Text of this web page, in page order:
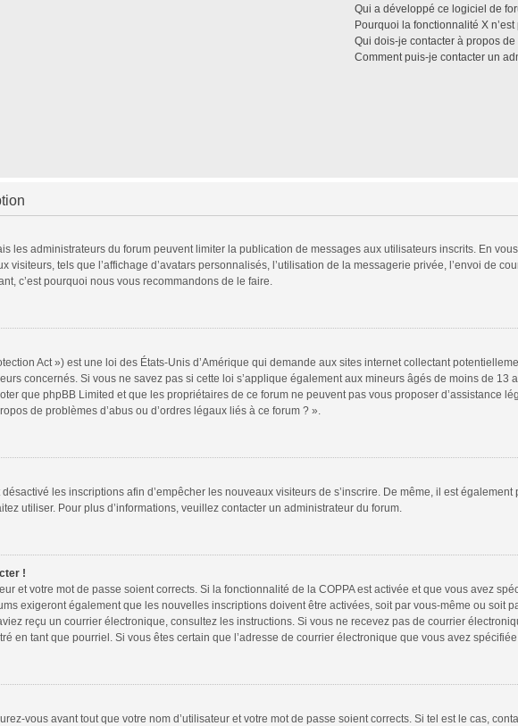
Qui a développé ce logiciel de
Pourquoi la fonctionnalité X
Qui dois-je contacter à propos
Comment puis-je contacter un
les administrateurs du forum peuvent limiter la publication de messages aux utilisateurs inscrits. En
tels que l’affichage d’avatars personnalisés, l’utilisation de la messagerie privée, l’envoi de
c’est pourquoi nous vous recommandons de le faire.
Act ») est une loi des États-Unis d’Amérique qui demande aux sites internet collectant
concernés. Si vous ne savez pas si cette loi s’applique également aux mineurs âgés de moins de
que phpBB Limited et que les propriétaires de ce forum ne peuvent pas vous proposer d’assistance
de problèmes d’abus ou d’ordres légaux liés à ce forum ? ».
les inscriptions afin d’empêcher les nouveaux visiteurs de s’inscrire. De même, il est
utiliser. Pour plus d’informations, veuillez contacter un administrateur du forum.
!
et votre mot de passe soient corrects. Si la fonctionnalité de la COPPA est activée et que vous avez
exigeront également que les nouvelles inscriptions doivent être activées, soit par vous-même ou soit
reçu un courrier électronique, consultez les instructions. Si vous ne recevez pas de courrier
en tant que pourriel. Si vous êtes certain que l’adresse de courrier électronique que vous avez
vous avant tout que votre nom d’utilisateur et votre mot de passe soient corrects. Si tel est le cas,